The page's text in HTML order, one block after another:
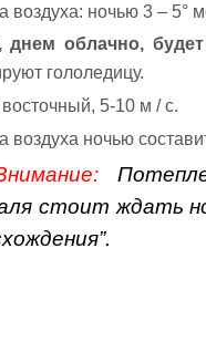
воздуха: ночью 3 – 5°
днем облачно,
гололедицу.
восточный, 5-10 м / с.
воздуха ночью
стоит ждать